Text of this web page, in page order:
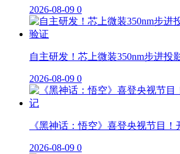
2026-08-09 0
自主研发！芯上微装350nm步进投
2026-08-09 0
《黑神话：悟空》喜登央视节目
2026-08-09 0